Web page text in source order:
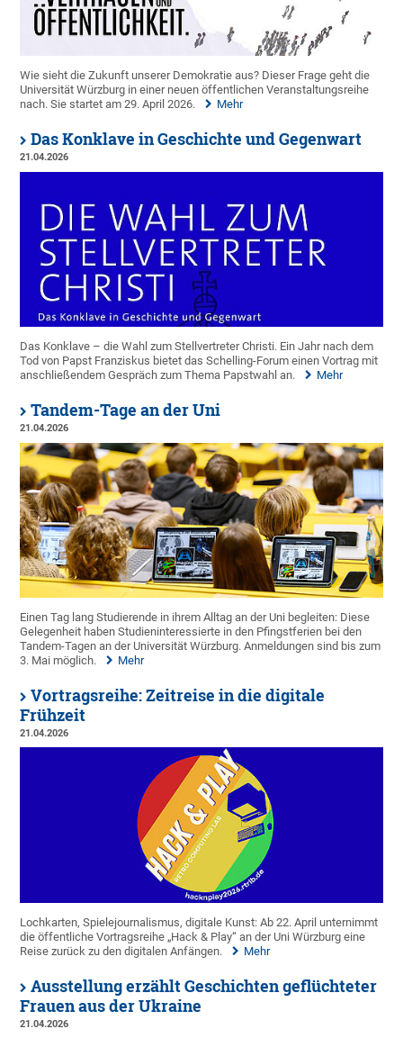
Wie sieht die Zukunft unserer Demokratie aus? Dieser Frage geht die
Universität Würzburg in einer neuen öffentlichen Veranstaltungsreihe
nach. Sie startet am 29. April 2026.
Mehr
Das Konklave in Geschichte und Gegenwart
21.04.2026
Das Konklave – die Wahl zum Stellvertreter Christi. Ein Jahr nach dem
Tod von Papst Franziskus bietet das Schelling-Forum einen Vortrag mit
anschließendem Gespräch zum Thema Papstwahl an.
Mehr
Tandem-Tage an der Uni
21.04.2026
Einen Tag lang Studierende in ihrem Alltag an der Uni begleiten: Diese
Gelegenheit haben Studieninteressierte in den Pfingstferien bei den
Tandem-Tagen an der Universität Würzburg. Anmeldungen sind bis zum
3. Mai möglich.
Mehr
Vortragsreihe: Zeitreise in die digitale
Frühzeit
21.04.2026
Lochkarten, Spielejournalismus, digitale Kunst: Ab 22. April unternimmt
die öffentliche Vortragsreihe „Hack & Play“ an der Uni Würzburg eine
Reise zurück zu den digitalen Anfängen.
Mehr
Ausstellung erzählt Geschichten geflüchteter
Frauen aus der Ukraine
21.04.2026